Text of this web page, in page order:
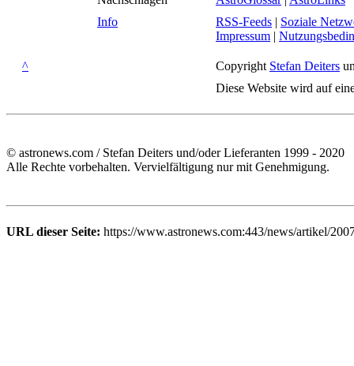
Info
RSS-Feeds | Soziale
Impressum |
^ Copyright Stefan Deiters
Diese Website wird auf
© astronews.com / Stefan Deiters und/oder Lieferanten 1999 - 2020
Alle Rechte vorbehalten. Vervielfältigung nur mit Genehmigung.
URL dieser Seite: https://www.astronews.com:443/news/artikel/